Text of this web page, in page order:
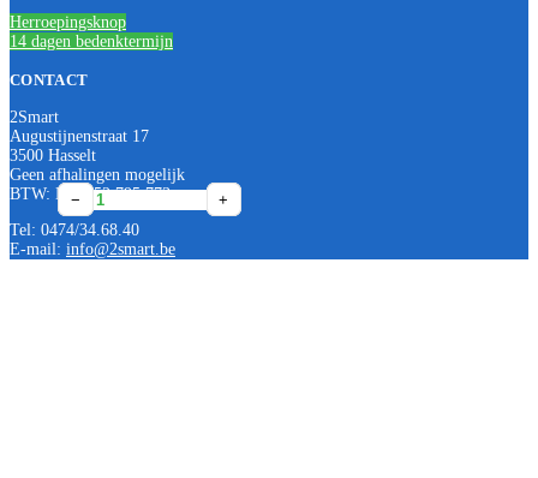
−
Van
Marcke
Basic
120/050
+
−
Van
Marcke
Basic
150/050
+
−
Van
Marcke
Basic
150/060
+
−
Van
Marcke
Basic
180/050
+
−
Van
Marcke
Basic
180/060
+
Herroepingsknop
14 dagen bedenktermijn
CONTACT
2Smart
Augustijnenstraat 17
3500 Hasselt
Geen afhalingen mogelijk
BTW: BE0552 795 773
Tel: 0474/34.68.40
E-mail: info@2smart.be